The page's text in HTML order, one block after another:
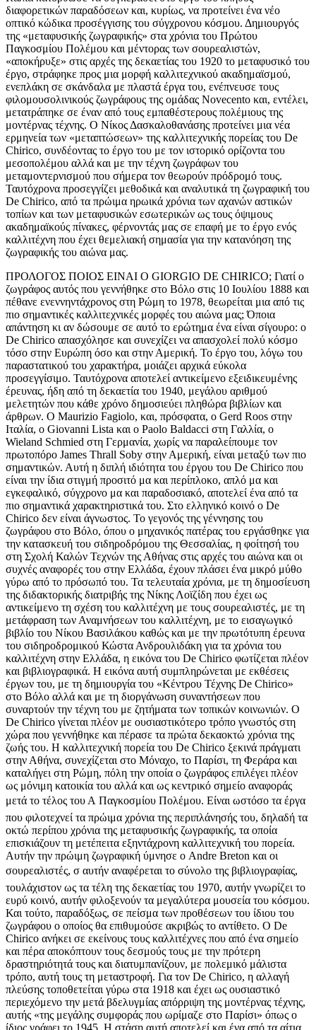
διαφορετικών παραδόσεων και, κυρίως, να προτείνει ένα νέο
οπτικό κώδικα προσέγγισης του σύγχρονου κόσμου. Δημιουργός
της «μεταφυσικής ζωγραφικής» στα χρόνια του Πρώτου
Παγκοσμίου Πολέμου και μέντορας των σουρεαλιστών,
«αποκήρυξε» στις αρχές της δεκαετίας του 1920 το μεταφυσικό του
έργο, στράφηκε προς μια μορφή καλλιτεχνικού ακαδημαϊσμού,
ενεπλάκη σε σκάνδαλα με πλαστά έργα του, ενέπνευσε τους
φιλομουσολινικούς ζωγράφους της ομάδας Novecento και, εντέλει,
μετατράπηκε σε έναν από τους εμπαθέστερους πολέμιους της
μοντέρνας τέχνης. Ο Νίκος Δασκαλοθανάσης προτείνει μια νέα
ερμηνεία των «μεταπτώσεων» της καλλιτεχνικής πορείας του De
Chirico, συνδέοντας το έργο του με τον ιστορικό ορίζοντα του
μεσοπολέμου αλλά και με την τέχνη ζωγράφων του
μεταμοντερνισμού που σήμερα τον θεωρούν πρόδρομό τους.
Ταυτόχρονα προσεγγίζει μεθοδικά και αναλυτικά τη ζωγραφική του
De Chirico, από τα πρώιμα ηρωικά χρόνια των αχανών αστικών
τοπίων και των μεταφυσικών εσωτερικών ως τους όψιμους
ακαδημαϊκούς πίνακες, φέρνοντάς μας σε επαφή με το έργο ενός
καλλιτέχνη που έχει θεμελιακή σημασία για την κατανόηση της
ζωγραφικής του αιώνα μας.
ΠΡΟΛΟΓΟΣ ΠΟΙΟΣ ΕΙΝΑΙ Ο GIORGIO DE CHIRICO; Γιατί ο
ζωγράφος αυτός που γεννήθηκε στο Βόλο στις 10 Ιουλίου 1888 και
πέθανε ενεννηντάχρονος στη Ρώμη το 1978, θεωρείται μια από τις
πιο σημαντικές καλλιτεχνικές μορφές του αιώνα μας; Όποια
απάντηση κι αν δώσουμε σε αυτό το ερώτημα ένα είναι σίγουρο: o
De Chirico απασχόλησε και συνεχίζει να απασχολεί πολύ κόσμο
τόσο στην Ευρώπη όσο και στην Αμερική. Το έργο του, λόγω του
παραστατικού του χαρακτήρα, μοιάζει αρχικά εύκολα
προσεγγίσιμο. Ταυτόχρονα αποτελεί αντικείμενο εξειδικευμένης
έρευνας, ήδη από τη δεκαετία του 1940, μεγάλου αριθμού
μελετητών που κάθε χρόνο δημοσιεύει πληθώρα βιβλίων και
άρθρων. Ο Maurizio Fagiolo, και, πρόσφατα, ο Gerd Roos στην
Ιταλία, ο Giovanni Lista και ο Paolo Baldacci στη Γαλλία, ο
Wieland Schmied στη Γερμανία, χωρίς να παραλείπουμε τον
πρωτοπόρο James Thrall Soby στην Αμερική, είναι μεταξύ των πιο
σημαντικών. Αυτή η διπλή ιδιότητα του έργου του De Chirico που
είναι την ίδια στιγμή προσιτό μα και περίπλοκο, απλό μα και
εγκεφαλικό, σύγχρονο μα και παραδοσιακό, αποτελεί ένα από τα
πιο σημαντικά χαρακτηριστικά του. Στο ελληνικό κοινό ο De
Chirico δεν είναι άγνωστος. Το γεγονός της γέννησης του
ζωγράφου στο Βόλο, όπου ο μηχανικός πατέρας του εργάσθηκε για
την κατασκευή του σιδηρoδρόμου της Θεσσαλίας, η φοίτησή του
στη Σχολή Καλών Τεχνών της Αθήνας στις αρχές του αιώνα και οι
συχνές αναφορές του στην Ελλάδα, έχουν πλάσει ένα μικρό μύθο
γύρω από το πρόσωπό του. Τα τελευταία χρόνια, με τη δημοσίευση
της διδακτορικής διατριβής της Νίκης Λοϊζίδη που έχει ως
αντικείμενο τη σχέση του καλλιτέχνη με τους σουρεαλιστές, με τη
μετάφραση των Αναμνήσεων του καλλιτέχνη, με το εισαγωγικό
βιβλίο του Νίκου Βασιλάκου καθώς και με την πρωτότυπη έρευνα
του σιδηροδρομικού Κώστα Ανδρουλιδάκη για τα χρόνια του
καλλιτέχνη στην Ελλάδα, η εικόνα του De Chirico φωτίζεται πλέον
και βιβλιογραφικά. Η εικόνα αυτή συμπληρώνεται με εκθέσεις
έργων του, με τη δημιουργία του «Κέντρου Τέχνης De Chirico»
στο Βόλο αλλά και με τη διοργάνωση συναντήσεων που
συναρτούν την τέχνη του με ζητήματα των τοπικών κοινωνιών. Ο
De Chirico γίνεται πλέον με ουσιαστικότερο τρόπο γνωστός στη
χώρα που γεννήθηκε και πέρασε τα πρώτα δεκαοκτώ χρόνια της
ζωής του. Η καλλιτεχνική πορεία του De Chirico ξεκινά πράγματι
στην Αθήνα, συνεχίζεται στο Μόναχο, το Παρίσι, τη Φεράρα και
καταλήγει στη Ρώμη, πόλη την οποία ο ζωγράφος επιλέγει πλέον
ως μόνιμη κατοικία του αλλά και ως κεντρικό σημείο αναφοράς
μετά το τέλος του Α Παγκοσμίου Πολέμου. Είναι ωστόσο τα έργα
που φιλοτεχνεί τα πρώιμα χρόνια της περιπλάνησής του, δηλαδή τα
οκτώ περίπου χρόνια της μεταφυσικής ζωγραφικής, τα οποία
επισκιάζουν τη μετέπειτα εξηντάχρονη καλλιτεχνική του πορεία.
Αυτήν την πρώιμη ζωγραφική ύμνησε ο Andre Breton και οι
σουρεαλιστές, σ αυτήν αναφέρεται το σύνολο της βιβλιογραφίας,
τουλάχιστον ως τα τέλη της δεκαετίας του 1970, αυτήν γνωρίζει το
ευρύ κοινό, αυτήν φιλοξενούν τα μεγαλύτερα μουσεία του κόσμου.
Και τούτο, παραδόξως, σε πείσμα των προθέσεων του ίδιου του
ζωγράφου ο οποίος θα επιθυμούσε ακριβώς το αντίθετο. Ο De
Chirico ανήκει σε εκείνους τους καλλιτέχνες που από ένα σημείο
και πέρα αποκόπτουν τους δεσμούς τους με την πρότερη
δραστηριότητά τους και διατυμπανίζουν, με πολεμικό μάλιστα
τρόπο, αυτή τους τη μεταστροφή. Για τον De Chirico, η αλλαγή
πλεύσης τοποθετείται γύρω στα 1918 και έχει ως ουσιαστικό
περιεχόμενο την μετά βδελυγμίας απόρριψη της μοντέρνας τέχνης,
αυτής «της μεγάλης συμφοράς που ωρίμαζε στο Παρίσι» όπως ο